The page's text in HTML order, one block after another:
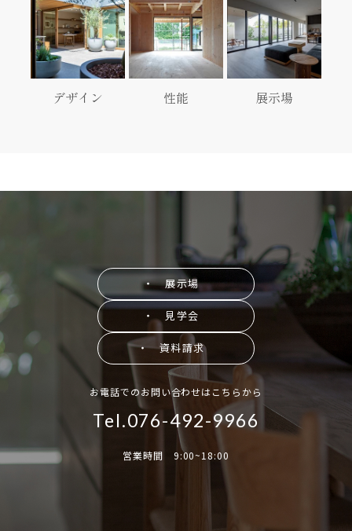
デザイン 性能 展示場
・ 展示場
・ 見学会
・ 資料請求
お電話でのお問い合わせはこちらから
Tel.076-492-9966
営業時間 9:00~18:00